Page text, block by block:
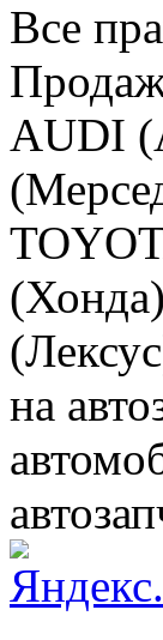
Все
AUDI
на